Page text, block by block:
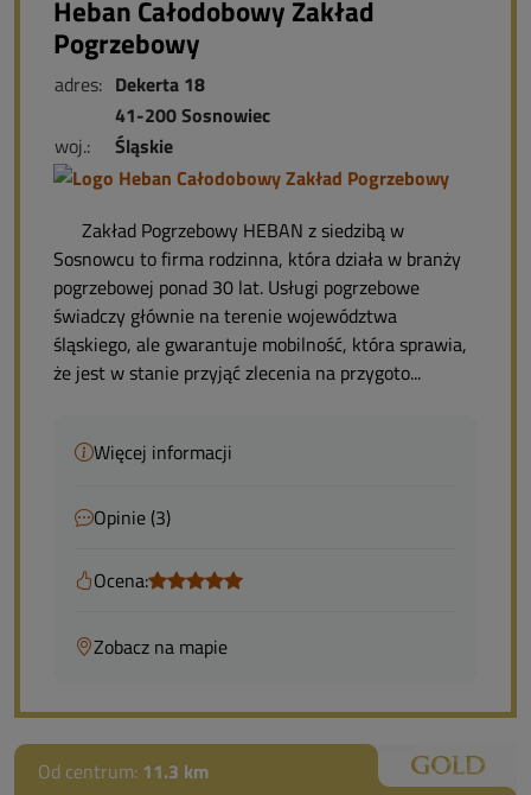
Heban Całodobowy Zakład
Pogrzebowy
adres: Dekerta 18
41-200 Sosnowiec
woj.:
Śląskie
Zakład Pogrzebowy HEBAN z siedzibą w
Sosnowcu to firma rodzinna, która działa w branży
pogrzebowej ponad 30 lat. Usługi pogrzebowe
świadczy głównie na terenie województwa
śląskiego, ale gwarantuje mobilność, która sprawia,
że jest w stanie przyjąć zlecenia na przygoto...
Więcej informacji
Opinie (3)
Ocena:
Zobacz na mapie
Od centrum: 11.3 km